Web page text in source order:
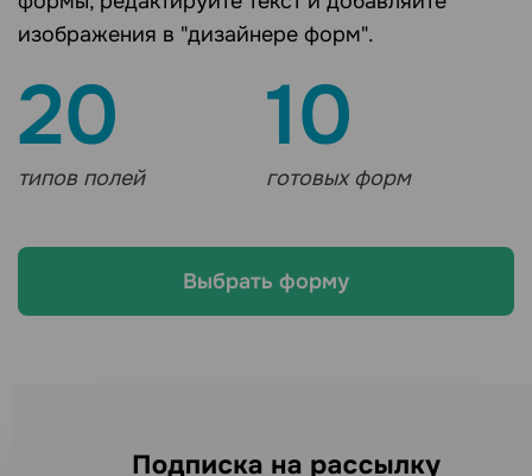
изображения в "дизайнере форм".
20
типов полей
10
готовых форм
Выбрать форму